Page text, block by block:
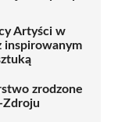
Artyści w
inspirowanym
zrodzone
Zdroju